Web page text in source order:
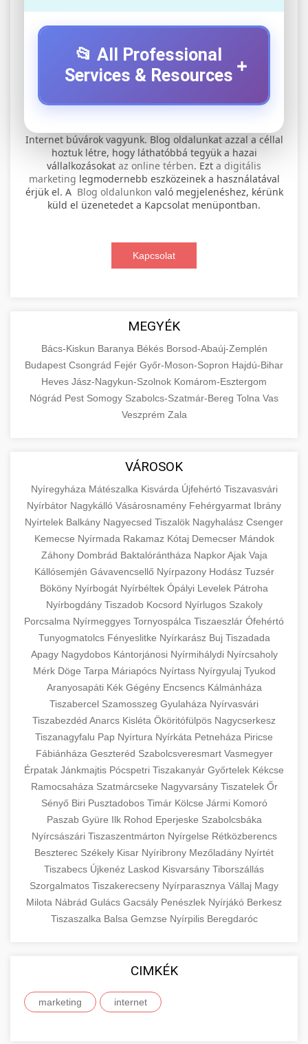
📂 All Professional
Services & Resources +
szervíz
+
Professional electric scooter repair and
maintenance services. Expert technicians
provide quality service for all major brands and
Visit Service Center
📊 2. online marketing
ügynökség
+
Comprehensive online marketing services
including SEO, social media management, and
aimarketingugynokseg.hu
digital agency services
🛴 3. legjobb elektromos roller
Compare top models, features, and prices to
View Top Models e-scooter reviews
🔗 4. prémium linképítés
High-quality backlink acquisition services to
boost your website's authority and search
engine rankings. White-hat techniques only.
📦 5. termékek és
szolgáltatások
+
economics and business. Learn about product
types and service categories.
en.wikipedia.org economic concepts
💶 6. eus pénzek
🚀 8. seo ügynökség +
Expert search engine optimization services to
improve your website's visibility and organic
traffic. Technical SEO, content optimization,
and more.
onlinemarketing101.biz
search optimization experts
💎 9. mellplasztika +
Professional breast augmentation services
with experienced surgeons. Learn about
procedures, recovery, and consultation options
for cosmetic enhancement.
szeptest.com cosmetic breast surgery
✨ 10. hasplasztika +
Expert tummy tuck procedures to achieve a
flatter, more toned abdomen. Consultation
with certified plastic surgeons and
comprehensive aftercare.
szeptest.com
abdomen contouring surgery
👁️ szemhejplasztika +
Professional blepharoplasty procedures to
refresh your appearance. Upper and lower
eyelid surgery with experienced cosmetic
surgeons.
szeptest.com eyelid cosmetic procedure
📈 Paciensek Számának
Növelése
+
Case study showcasing 150% increase in
patient consultations through strategic
marketing. Learn proven methods for clinic
growth.
gildedeu.org clinic patient growth
🏥 Klinika Sikere
Esettanulmány
+
Detailed analysis of successful clinic strategies
resulting in significant patient acquisition
improvements and practice expansion.
checkmydentist.com
🤖 AI Marketing Bejelentkezés +
Discover how AI-driven marketing strategies
increased patient registrations by 150%.
life3.net AI marketing results
🎯 Praxis Felfuttatása +
practice. Proven strategies for patient
acquisition, retention, and practice
development.
Növekedés
Internet búvárok vagyunk. Blog oldalunkat azzal a céllal
hoztuk létre, hogy láthatóbbá tegyük a hazai
vállalkozásokat az online térben. Ezt a digitális
marketing legmodernebb eszközeinek a használatával
érjük el. A Blog oldalunkon való megjelenéshez, kérünk
küld el üzenetedet a Kapcsolat menüpontban.
Kapcsolat
MEGYÉK
Bács-Kiskun Baranya Békés Borsod-Abaúj-Zemplén
Budapest Csongrád Fejér Győr-Moson-Sopron Hajdú-Bihar
Heves Jász-Nagykun-Szolnok Komárom-Esztergom
Nógrád Pest Somogy Szabolcs-Szatmár-Bereg Tolna Vas
Veszprém Zala
VÁROSOK
Nyíregyháza Mátészalka Kisvárda Újfehértó Tiszavasvári
Nyírbátor Nagykálló Vásárosnamény Fehérgyarmat Ibrány
Nyírtelek Balkány Nagyecsed Tiszalök Nagyhalász Csenger
Kemecse Nyírmada Rakamaz Kótaj Demecser Mándok
Záhony Dombrád Baktalórántháza NapkorAjak Vaja
Kállósemjén Gávavencsellő Nyírpazony Hodász Tuzsér
Bököny Nyírbogát Nyírbéltek Ópályi Levelek Pátroha
Nyírbogdány Tiszadob Kocsord Nyírlugos Szakoly
Porcsalma Nyírmeggyes Tornyospálca Tiszaeszlár Ófehértó
Tunyogmatolcs Fényeslitke Nyírkarász Buj Tiszadada
Apagy Nagydobos Kántorjánosi Nyírmihálydi Nyírcsaholy
Mérk Döge Tarpa Máriapócs Nyírtass Nyírgyulaj Tyukod
Aranyosapáti Kék Gégény Encsencs Kálmánháza
Tiszabercel Szamosszeg Gyulaháza Nyírvasvári
Tiszabezdéd Anarcs Kisléta Ököritófülpös Nagycserkesz
Tiszanagyfalu Pap Nyírtura Nyírkáta Petneháza Piricse
Fábiánháza Geszteréd Szabolcsveresmart Vasmegyer
Érpatak Jánkmajtis Pócspetri Tiszakanyár Győrtelek Kékcse
Ramocsaháza Szatmárcseke Nagyvarsány Tiszatelek Őr
Sényő Biri Pusztadobos Timár Kölcse Jármi Komoró
Paszab Gyüre Ilk Rohod Eperjeske Szabolcsbáka
Nyírcsászári Tiszaszentmárton Nyírgelse Rétközberencs
Beszterec Székely Kisar Nyíribrony Mezőladány Nyírtét
Tiszabecs Újkenéz Laskod Kisvarsány Tiborszállás
Szorgalmatos Tiszakerecseny Nyírparasznya Vállaj Magy
Milota Nábrád Gulács Gacsály Penészlek Nyírjákó Berkesz
Tiszaszalka Balsa Gemzse Nyírpilis Beregdaróc
CIMKÉK
marketing internet